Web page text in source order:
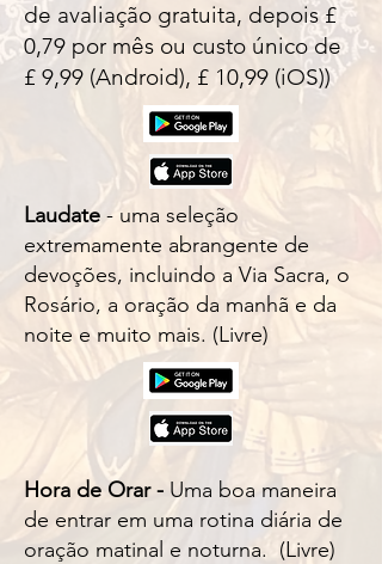
de avaliação gratuita, depois £
0,79 por mês ou custo único de
£ 9,99 (Android), £ 10,99 (iOS))
Laudate - uma seleção
extremamente abrangente de
devoções, incluindo a Via Sacra, o
Rosário, a oração da manhã e da
noite e muito mais. (Livre)
Hora de Orar - Uma boa maneira
de entrar em uma rotina diária de
oração matinal e noturna. (Livre)